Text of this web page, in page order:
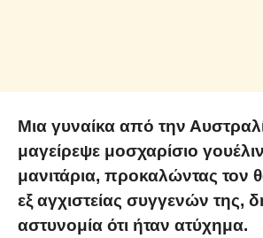
Μια γυναίκα από την
μαγείρεψε μοσχαρίσιο
μανιτάρια, προκαλώντας τον
εξ αγχιστείας συγγενών της,
αστυνομία ότι ήταν ατύχημα.